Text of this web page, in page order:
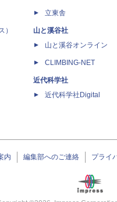
）
立東舎
山と溪谷社
山と溪谷オンライン
CLIMBING-NET
近代科学社
近代科学社Digital
内 編集部へのご連絡 プライ